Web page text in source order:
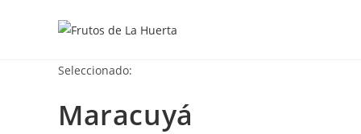
Seleccionado:
Maracuyá